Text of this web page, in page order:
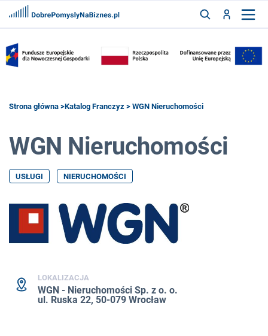
ZALOGUJ
ZAREJESTRUJ
FRANCZYZY
Strona główna >Katalog Franczyz > WGN Nieruchomości
WGN Nieruchomości
USŁUGI NIERUCHOMOŚCI
LOKALIZACJA
WGN - Nieruchomości Sp. z o. o.
ul. Ruska 22, 50-079 Wrocław